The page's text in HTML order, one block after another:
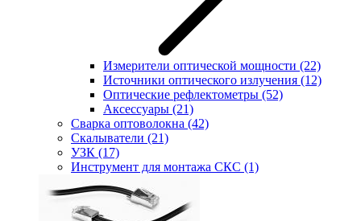
Измерители оптической мощности (22)
Источники оптического излучения (12)
Оптические рефлектометры (52)
Аксессуары (21)
Сварка оптоволокна (42)
Скалыватели (21)
УЗК (17)
Инструмент для монтажа СКС (1)